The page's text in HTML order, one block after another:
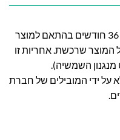
חברת לה גן מעניקה אחריות בין 12 – 36 חודשים בהתאם למוצר
המוצר שרכשת. אחריות זו
השמשיה).
על ידי המובילים של חברת